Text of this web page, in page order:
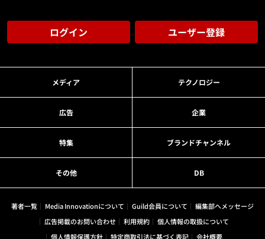
ログイン ユーザー登録
メディア テクノロジー
広告 企業
特集 ブランドチャンネル
その他 DB
著者一覧 Media Innovationについて Guild会員について
編集部へメッセージ
広告掲載のお問い合わせ
利用規約
個人情報の取扱について
個人情報保護方針
特定商取引法に基づく表記 会社概要